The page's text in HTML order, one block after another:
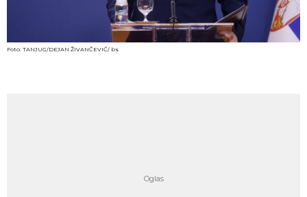
Foto: TANJUG/DEJAN ŽIVANČEVIĆ/ bs